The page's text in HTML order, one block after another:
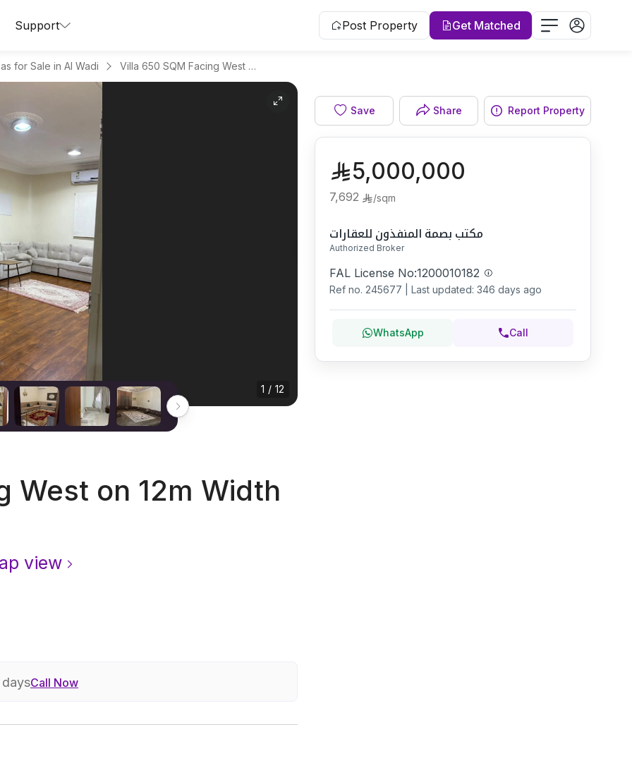
Support Post Property Get Matched
for Sale in Al Wadi Villa 650 SQM Facing West on 12m Width Street
Living room
1 / 12
West on 12m Width
view
Call Now
Save Share Report Property
5,000,000
7,692 /sqm
مكتب بصمة المنفذون للعقارات
Authorized Broker
FAL License No:1200010182
Ref no. 245677 Last updated: 346 days ago
WhatsApp Call